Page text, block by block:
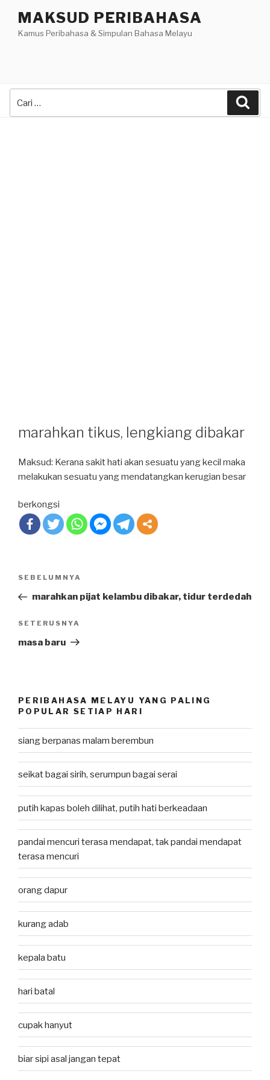
content
MAKSUD PERIBAHASA
Kamus Peribahasa & Simpulan Bahasa Melayu
marahkan tikus, lengkiang dibakar
Maksud: Kerana sakit hati akan sesuatu yang kecil maka
melakukan sesuatu yang mendatangkan kerugian besar
berkongsi
Post
Previous
Post
SEBELUMNYA
marahkan pijat kelambu dibakar, tidur terdedah
Next
Post
SETERUSNYA
masa baru
PERIBAHASA MELAYU YANG PALING
POPULAR SETIAP HARI
siang berpanas malam berembun
seikat bagai sirih, serumpun bagai serai
putih kapas boleh dilihat, putih hati berkeadaan
pandai mencuri terasa mendapat, tak pandai mendapat
terasa mencuri
orang dapur
kurang adab
kepala batu
hari batal
cupak hanyut
biar sipi asal jangan tepat